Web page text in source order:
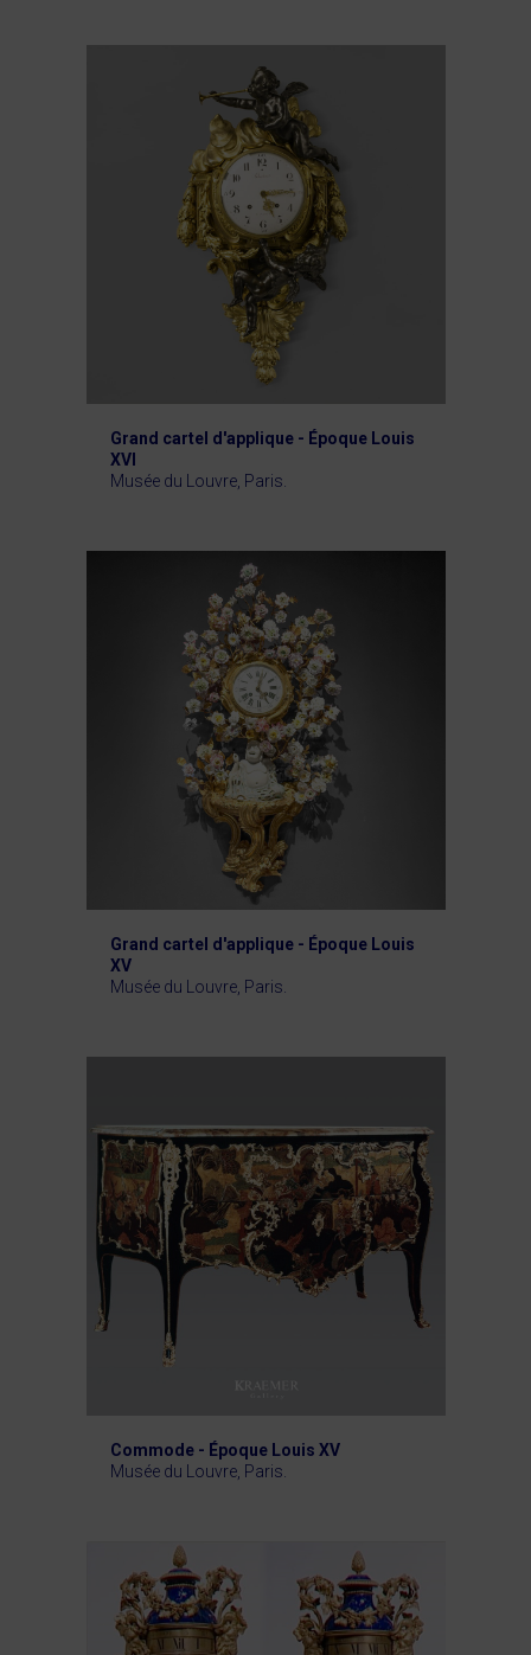
Grand cartel d'applique - Époque Louis
XVI
Musée du Louvre, Paris.
Grand cartel d'applique - Époque Louis
XV
Musée du Louvre, Paris.
Commode - Époque Louis XV
Musée du Louvre, Paris.